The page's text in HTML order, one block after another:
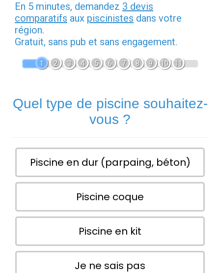
En 5 minutes, demandez 3 devis
comparatifs aux piscinistes dans votre
région.
Gratuit, sans pub et sans engagement.
1 2 3 4 5 6 7 8 9 10 11
Quel type de piscine souhaitez-
vous ?
Piscine en dur (parpaing, béton)
Piscine coque
Piscine en kit
Je ne sais pas